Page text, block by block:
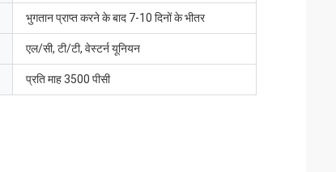
भुगतान प्राप्त करने के बाद 7-10 दिनों के भीतर
एल/सी, टी/टी, वेस्टर्न यूनियन
प्रति माह 3500 पीसी